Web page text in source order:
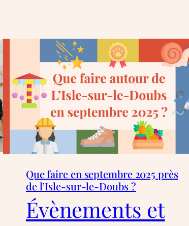
Que faire en septembre 2025 près
de l’Isle-sur-le-Doubs ?
Évènements et